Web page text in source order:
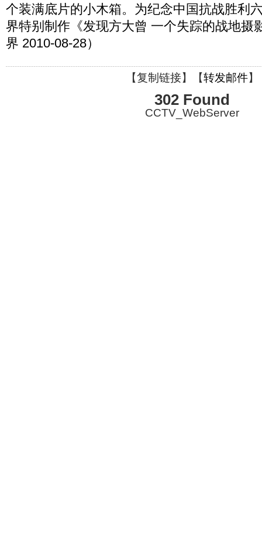
个装满底片的小木箱。为纪念中国抗战胜利
界特别制作《发现方大曾 一个失踪的战地摄
界 2010-08-28）
【复制链接】【转发邮件】
302 Found
CCTV_WebServer